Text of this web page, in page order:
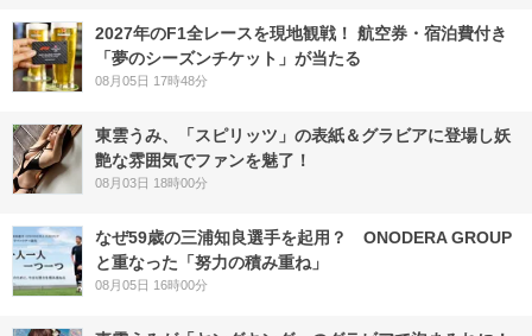
2027年のF1全レースを現地観戦！ 航空券・宿泊費付き
「夢のシーズンチケット」が当たる
08月05日 17時48分
東雲うみ、「スピリッツ」の表紙＆グラビアに登場し妖
艶な雰囲気でファンを魅了！
08月03日 18時00分
なぜ59歳の三浦知良選手を起用？ ONODERA GROUP
と重なった「努力の積み重ね」
08月05日 16時00分